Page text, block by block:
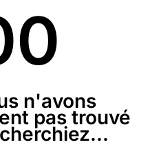
n'avons
pas trouvé